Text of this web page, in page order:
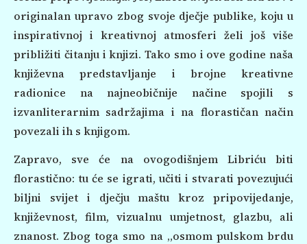
originalan upravo zbog svoje dječje publike, koju u
inspirativnoj i kreativnoj atmosferi želi još više
približiti čitanju i knjizi. Tako smo i ove godine naša
književna predstavljanje i brojne kreativne
radionice na najneobičnije načine spojili s
izvanliterarnim sadržajima i na florastičan način
povezali ih s knjigom.
Zapravo, sve će na ovogodišnjem Libriću biti
florastično: tu će se igrati, učiti i stvarati povezujući
biljni svijet i dječju maštu kroz pripovijedanje,
književnost, film, vizualnu umjetnost, glazbu, ali
znanost. Zbog toga smo na „osmom pulskom brdu